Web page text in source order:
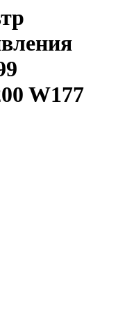
W177